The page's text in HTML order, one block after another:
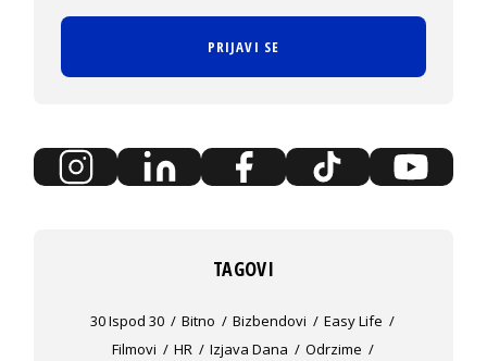
PRIJAVI SE
TAGOVI
30 Ispod 30 Bitno Bizbendovi
Easy Life
Filmovi
HR Izjava Dana
Odrzime